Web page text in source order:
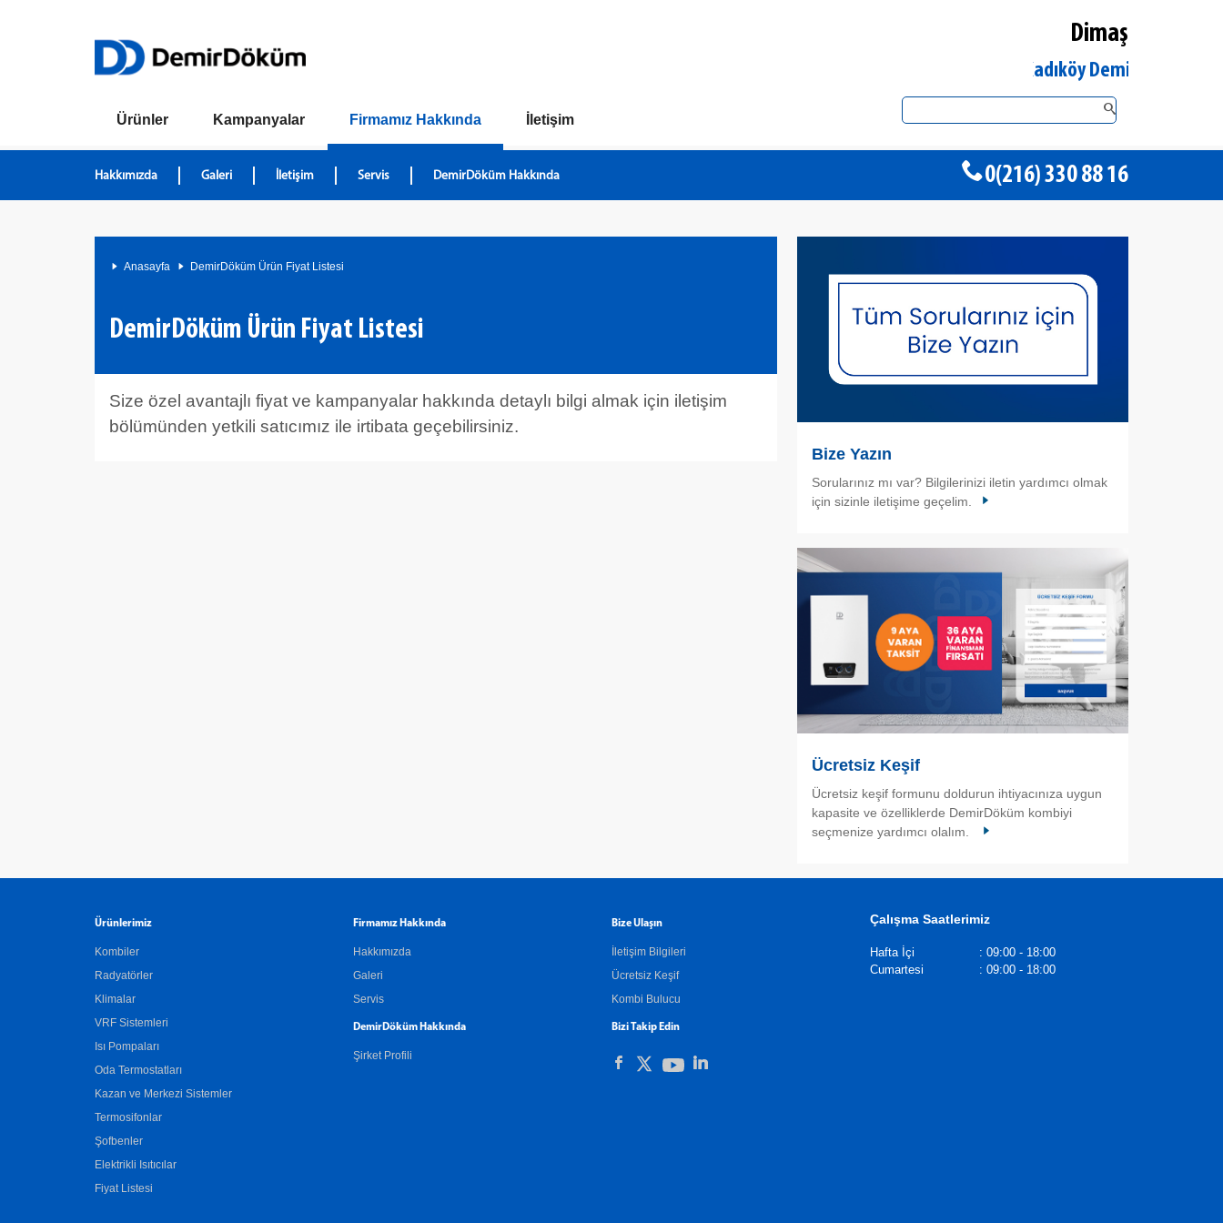
Dimaş
İstanbul Kadıköy DemirDöküm Yetkili
Ürünler Kampanyalar Firmamız Hakkında
Hakkımızda Galeri İletişim Servis DemirDöküm Hakkında 0(216) 330 88 16
İletişim
Anasayfa DemirDöküm Ürün Fiyat Listesi
DemirDöküm Ürün Fiyat Listesi
Size özel avantajlı fiyat ve kampanyalar hakkında detaylı bilgi almak için iletişim
bölümünden yetkili satıcımız ile irtibata geçebilirsiniz.
Bize Yazın
Sorularınız mı var? Bilgilerinizi iletin yardımcı olmak
için sizinle iletişime geçelim.
Ücretsiz Keşif
Ücretsiz keşif formunu doldurun ihtiyacınıza uygun
kapasite ve özelliklerde DemirDöküm kombiyi
seçmenize yardımcı olalım.
Ürünlerimiz
Kombiler
Radyatörler
Klimalar
VRF Sistemleri
Isı Pompaları
Oda Termostatları
Kazan ve Merkezi Sistemler
Termosifonlar
Şofbenler
Elektrikli Isıtıcılar
Fiyat Listesi
Firmamız Hakkında
Hakkımızda
Galeri
Servis
DemirDöküm Hakkında
Şirket Profili
Bize Ulaşın
İletişim Bilgileri
Ücretsiz Keşif
Kombi Bulucu
Bizi Takip Edin
Çalışma Saatlerimiz
Hafta İçi : 09:00 - 18:00
Cumartesi
: 09:00 - 18:00